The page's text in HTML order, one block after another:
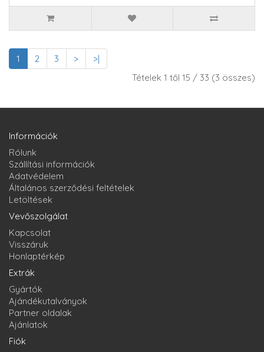
1 2 3 >
>|
Tételek 1 től 15 / 33 (3 összes)
Információk
Rólunk
Szállítási információk
Adatvédelem
Általános szerződési feltételek
Letöltések
Vevőszolgálat
Kapcsolat
Visszáruk
Honlaptérkép
Extrák
Gyártók
Ajándékutalványok
Partner oldalak
Ajánlatok
Fiók